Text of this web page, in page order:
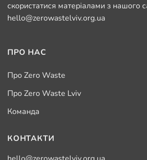
скористатися матеріалами з нашого
hello@zerowastelviv.org.ua
ПРО НАС
Про Zero Waste
Про Zero Waste Lviv
Команда
КОНТАКТИ